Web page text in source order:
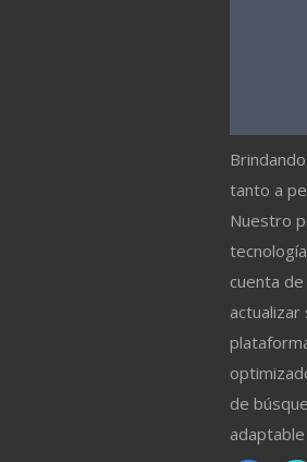
tanto a
Nuestro
cuenta
actualizar
de